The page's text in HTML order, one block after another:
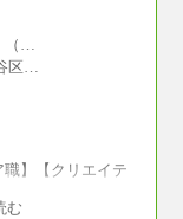
（…
区…
職】【クリエイテ
む